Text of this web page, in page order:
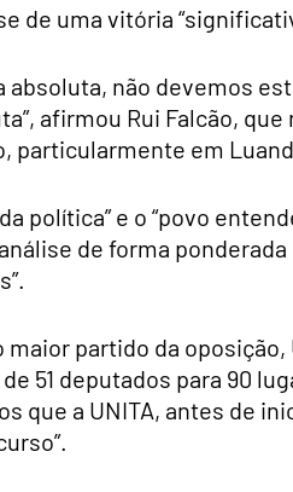
de uma vitória
absoluta, não devemos
afirmou Rui Falcão,
particularmente em
política” e o “povo
de forma
maior partido da
51 deputados para 90
que a UNITA, antes de